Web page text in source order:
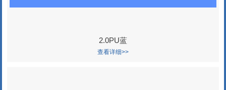
2.0PU蓝
查看详细>>